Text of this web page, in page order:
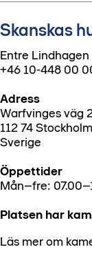
Skanskas
Entre Lindhagen
+46 10-448 00
Adress
Warfvinges väg
112 74 Stockholm
Sverige
Öppettider
Mån–fre:
Platsen har
Läs mer om